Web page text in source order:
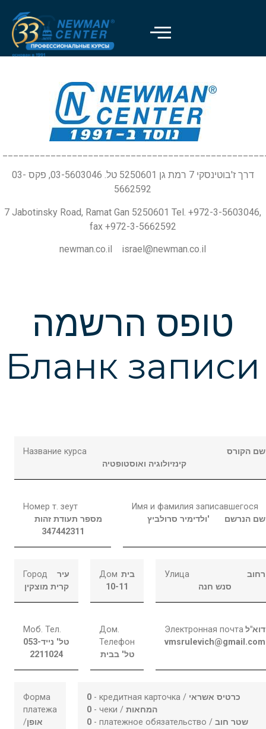
דרך ז'בוטינסקי 7 רמת גן 5250601 טל. 03-5603046, פקס 03-
5662592
7 Jabotinsky Road, Ramat Gan 5250601 Tel. +972-3-5603046,
fax +972-3-5662592
newman.co.il israel@newman.co.il
טופס הרשמה
Бланк записи
Название курса
שם הקורס
קינזיולוגיה ואוסטופטיה
Номер т. зеут
מספר תעודת זהות
347442311
Имя и фамилия записавшегося
שם הנרשם
ולדימירסרולביץ'
Город
עיר
קרית מוצקין
Дом בית
10-11
Улица
רחוב
סנש חנה
Моб. Тел.
טל' נייד053-
2211024
Дом.
Телефон
טל' בבית
Электронная почта דוא"ל
vmsrulevich@gmail.com
Форма
платежа
/אופן
0 - кредитная карточка / כרטיס אשראי
0 - чеки /המחאות
0 - платежное обязательство /שטר חוב